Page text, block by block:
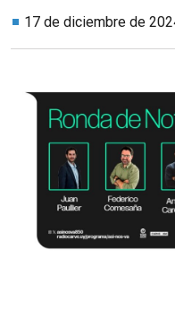
17 de diciembre de